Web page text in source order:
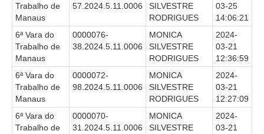
Trabalho de
Manaus
57.2024.5.11.0006
SILVESTRE
RODRIGUES
03-25
14:06:21
6ª Vara do
Trabalho de
Manaus
0000076-
38.2024.5.11.0006
MONICA
SILVESTRE
RODRIGUES
2024-
03-21
12:36:59
6ª Vara do
Trabalho de
Manaus
0000072-
98.2024.5.11.0006
MONICA
SILVESTRE
RODRIGUES
2024-
03-21
12:27:09
6ª Vara do
Trabalho de
0000070-
31.2024.5.11.0006
MONICA
SILVESTRE
2024-
03-21